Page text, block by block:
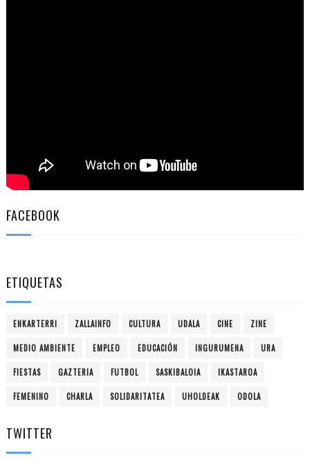
FACEBOOK
ETIQUETAS
ENKARTERRI ZALLAINFO CULTURA UDALA CINE ZINE
MEDIO AMBIENTE EMPLEO EDUCACIÓN INGURUMENA URA
FIESTAS GAZTERIA FUTBOL SASKIBALOIA IKASTAROA
FEMENINO CHARLA SOLIDARITATEA UHOLDEAK ODOLA
TWITTER